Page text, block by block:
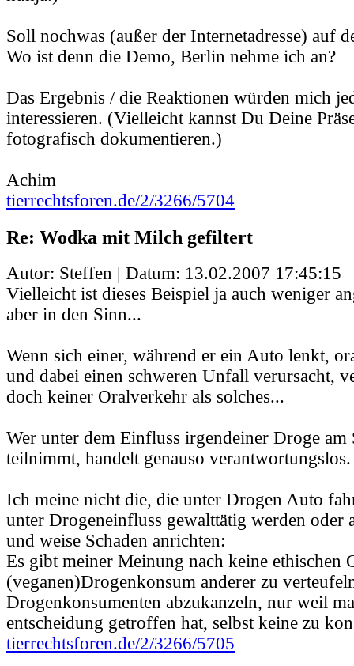
Soll nochwas (außer der Internetadresse) auf
Wo ist denn die Demo, Berlin nehme ich an?
Das Ergebnis / die Reaktionen würden mich
interessieren. (Vielleicht kannst Du Deine
fotografisch dokumentieren.)
Achim
tierrechtsforen.de/2/3266/5704
Re: Wodka mit Milch gefiltert
Autor: Steffen | Datum: 13.02.2007 17:45:15
Vielleicht ist dieses Beispiel ja auch weniger
aber in den Sinn...
Wenn sich einer, während er ein Auto lenkt,
und dabei einen schweren Unfall verursacht,
doch keiner Oralverkehr als solches...
Wer unter dem Einfluss irgendeiner Droge am
teilnimmt, handelt genauso verantwortungslos.
Ich meine nicht die, die unter Drogen Auto
unter Drogeneinfluss gewalttätig werden oder
und weise Schaden anrichten:
Es gibt meiner Meinung nach keine ethischen
(veganen)Drogenkonsum anderer zu
Drogenkonsumenten abzukanzeln, nur weil
entscheidung getroffen hat, selbst keine zu
tierrechtsforen.de/2/3266/5705